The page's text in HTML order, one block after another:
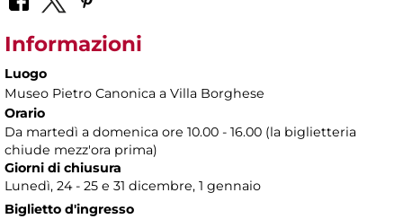
Informazioni
Luogo
Museo Pietro Canonica a Villa Borghese
Orario
Da martedì a domenica ore 10.00 - 16.00 (la biglietteria
chiude mezz'ora prima)
Giorni di chiusura
Lunedì, 24 - 25 e 31 dicembre, 1 gennaio
Biglietto d'ingresso